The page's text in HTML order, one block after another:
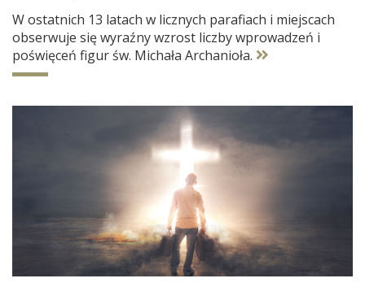
W ostatnich 13 latach w licznych parafiach i miejscach
obserwuje się wyraźny wzrost liczby wprowadzeń i
poświęceń figur św. Michała Archanioła.